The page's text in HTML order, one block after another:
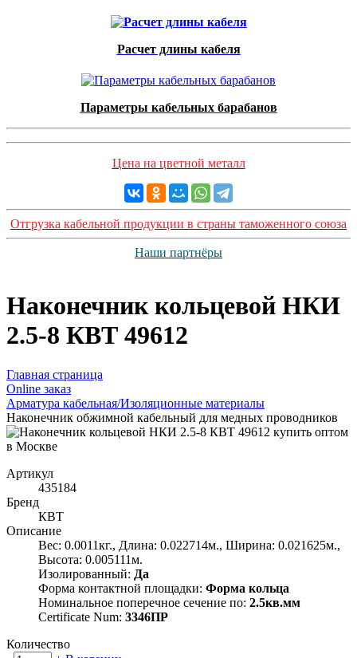
Расчет длины кабеля
Параметры кабельных барабанов
Цена на цветной металл
Отгрузка кабельной продукции в страны таможенного союза
Наши партнёры
Наконечник кольцевой НКИ
2.5-8 КВТ 49612
Главная страница
Оnline заказ
Арматура кабельная/Изоляционные материалы
Наконечник обжимной кабельный для медных проводников
Артикул
435184
Бренд
КВТ
Описание
Вес: 0.0011кг., Длина: 0.022714м., Ширина: 0.021625м.,
Высота: 0.005111м.
Изолированный: Да
Форма контактной площадки: Форма кольца
Номинальное поперечное сечение по: 2.5кв.мм
Certificate Num: 3346ПР
Количество